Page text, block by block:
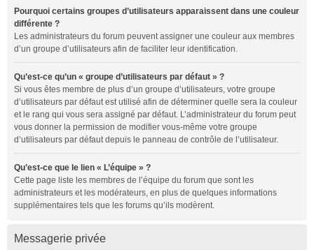
Pourquoi certains groupes d’utilisateurs apparaissent dans une couleur
différente ?
Les administrateurs du forum peuvent assigner une couleur aux membres
d’un groupe d’utilisateurs afin de faciliter leur identification.
Qu’est-ce qu’un « groupe d’utilisateurs par défaut » ?
Si vous êtes membre de plus d’un groupe d’utilisateurs, votre groupe
d’utilisateurs par défaut est utilisé afin de déterminer quelle sera la couleur
et le rang qui vous sera assigné par défaut. L’administrateur du forum peut
vous donner la permission de modifier vous-même votre groupe
d’utilisateurs par défaut depuis le panneau de contrôle de l’utilisateur.
Qu’est-ce que le lien « L’équipe » ?
Cette page liste les membres de l’équipe du forum que sont les
administrateurs et les modérateurs, en plus de quelques informations
supplémentaires tels que les forums qu’ils modèrent.
Messagerie privée